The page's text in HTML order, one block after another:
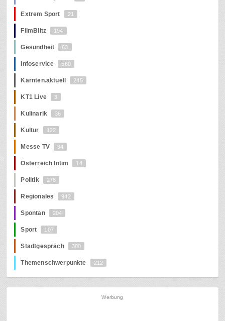
Extrem Sport 21
FilmBlitz 194
Gesundheit 63
Infoservice 560
Kärnten.aktuell 245
KT1 Live 3
Kulinarik 36
Kultur 122
Messe TV 94
Österreich Intim 14
Politik 278
Regionales 942
Spontan 204
Sport 107
Stadtgespräch 300
Themenschwerpunkte 212
Werbung